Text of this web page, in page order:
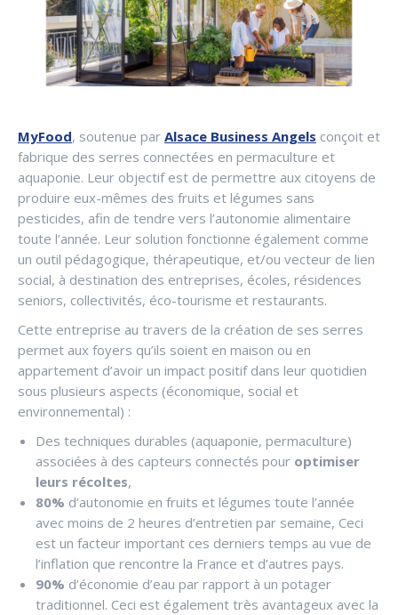
MyFood, soutenue par Alsace Business Angels conçoit et
fabrique des serres connectées en permaculture et
aquaponie. Leur objectif est de permettre aux citoyens de
produire eux-mêmes des fruits et légumes sans
pesticides, afin de tendre vers l’autonomie alimentaire
toute l’année. Leur solution fonctionne également comme
un outil pédagogique, thérapeutique, et/ou vecteur de lien
social, à destination des entreprises, écoles, résidences
seniors, collectivités, éco-tourisme et restaurants.
Cette entreprise au travers de la création de ses serres
permet aux foyers qu’ils soient en maison ou en
appartement d’avoir un impact positif dans leur quotidien
sous plusieurs aspects (économique, social et
environnemental) :
Des techniques durables (aquaponie, permaculture)
associées à des capteurs connectés pour optimiser
leurs récoltes,
80% d’autonomie en fruits et légumes toute l’année
avec moins de 2 heures d’entretien par semaine, Ceci
est un facteur important ces derniers temps au vue de
l’inflation que rencontre la France et d’autres pays.
90% d’économie d’eau par rapport à un potager
traditionnel. Ceci est également très avantageux avec la